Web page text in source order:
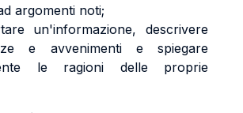
argomenti noti;
un'informazione, descrivere
e avvenimenti e spiegare
le ragioni delle proprie